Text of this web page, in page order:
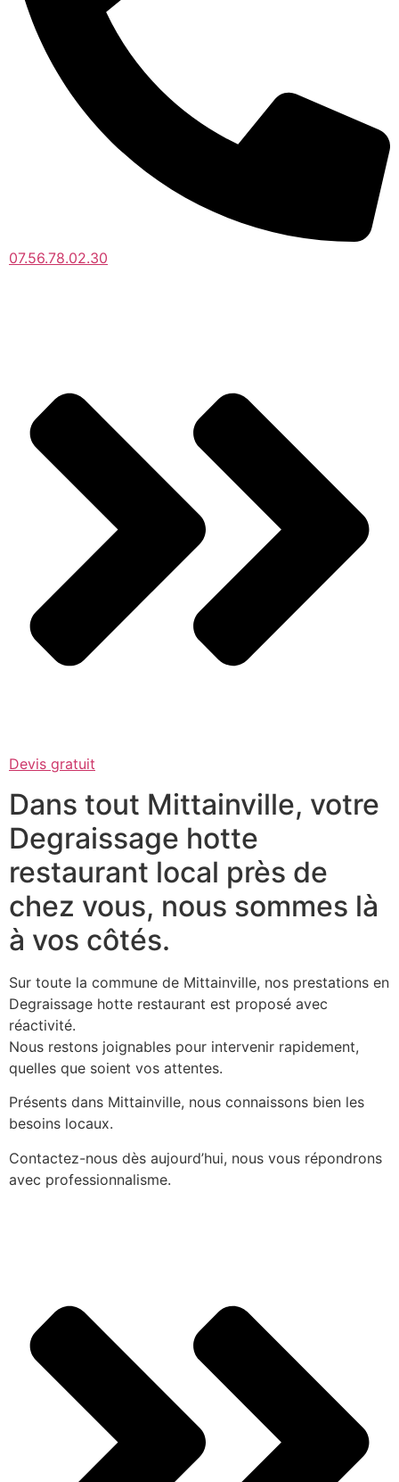
07.56.78.02.30
Devis gratuit
Dans tout Mittainville, votre
Degraissage hotte
restaurant local près de
chez vous, nous sommes là
à vos côtés.
Sur toute la commune de Mittainville, nos prestations en
Degraissage hotte restaurant est proposé avec
réactivité.
Nous restons joignables pour intervenir rapidement,
quelles que soient vos attentes.
Présents dans Mittainville, nous connaissons bien les
besoins locaux.
Contactez-nous dès aujourd’hui, nous vous répondrons
avec professionnalisme.